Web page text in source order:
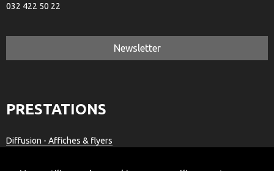
032 422 50 22
Newsletter
PRESTATIONS
Diffusion - Affiches & flyers
Cours extra-scolaires